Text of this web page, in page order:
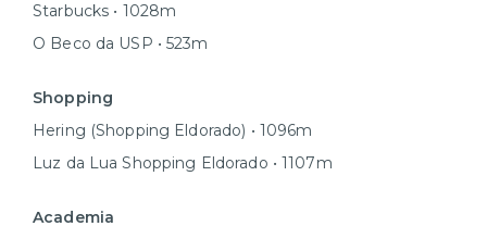
Starbucks • 1028m
O Beco da USP • 523m
Shopping
Hering (Shopping Eldorado) • 1096m
Luz da Lua Shopping Eldorado • 1107m
Academia